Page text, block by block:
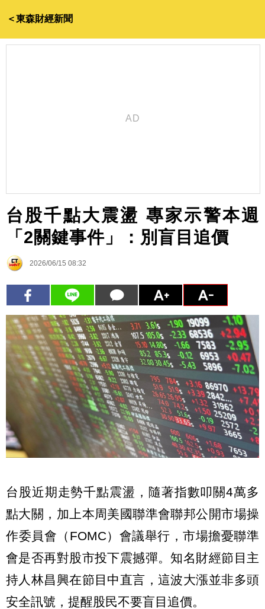
＜東森財經新聞
台股千點大震盪 專家示警本週
「2關鍵事件」：別盲目追價
2026/06/15 08:32
台股近期走勢千點震盪，隨著指數叩關4萬多
點大關，加上本周美國聯準會聯邦公開市場操
作委員會（FOMC）會議舉行，市場擔憂聯準
會是否再對股市投下震撼彈。知名財經節目主
持人林昌興在節目中直言，這波大漲並非多頭
安全訊號，提醒股民不要盲目追價。